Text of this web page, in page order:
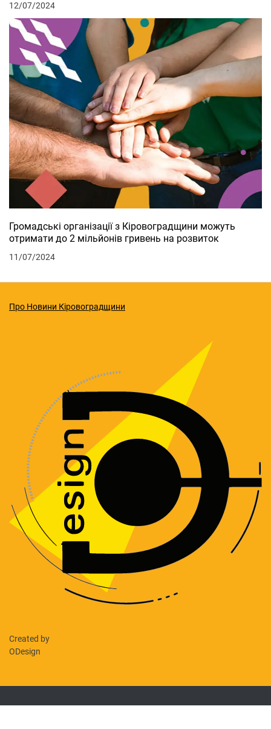
12/07/2024
Громадські організації з Кіровоградщини можуть
отримати до 2 мільйонів гривень на розвиток
11/07/2024
Про Новини Кіровоградщини
Created by
ODesign